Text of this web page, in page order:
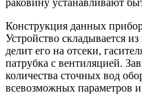
Конструкция данных
Устройство складывается
делит его на отсеки,
патрубка с вентиляцией.
количества сточных вод
всевозможных параметров